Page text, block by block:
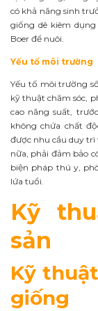
có khả năng sinh
giống dê kiêm dụng
Boer để nuôi.
Yếu tố môi trường
Yếu tố môi trường
kỹ thuật chăm sóc,
cao năng suất,
không chứa chất
được nhu cầu duy trì
nữa, phải đảm bảo
biện pháp thú y,
lứa tuổi.
Kỹ
sản
Kỹ
giống